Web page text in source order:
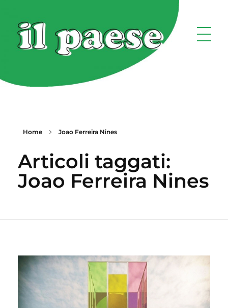
Home Joao Ferreira Nines
Articoli taggati:
Joao Ferreira Nines